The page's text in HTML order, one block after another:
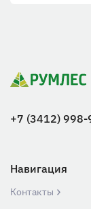
+7 (3412) 998-
Навигация
Контакты